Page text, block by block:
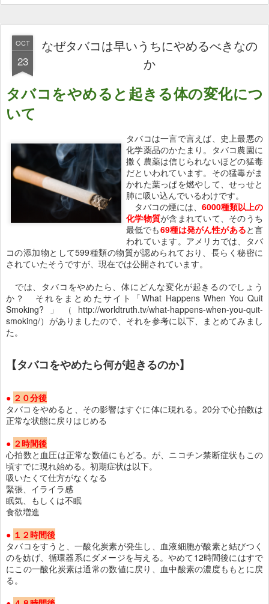
OCT
23
なぜタバコは早いうちにやめるべきなの
か
タバコをやめると 起きる体の変化につ
いて
タバコは一言で言えば、史上最悪の
化学薬品のかたまり。タバコ農園に
撒く農薬は信じられないほどの猛毒
だといわれています。その猛毒がま
かれた葉っぱを燃やして、せっせと
肺に吸い込んでいるわけです。
タバコの煙には、 6000種類以上の
化学物質が含まれていて、そのうち
最低でも69種は発がん性があると言
われています。アメリカでは、タバ
コの添加物として599種類の物質が認められており、長らく秘密に
されていたそうですが、現在では公開されています。
では、タバコをやめたら、体にどんな変化が起きるのでしょう
か？ それをまとめたサイト「What Happens When You Quit
Smoking?」（http://worldtruth.tv/what-happens-when-you-quit-
smoking/）がありましたので、それを参考に以下、まとめてみまし
た。
【タバコをやめたら何が起きるのか】
● ２０分後
タバコをやめると、その影響はすぐに体に現れる。20分で心拍数は
正常な状態に戻りはじめる
● ２時間後
心拍数と血圧は正常な数値にもどる。が、ニコチン禁断症状もこの
頃すでに現れ始める。初期症状は以下。
吸いたくて仕方がなくなる
緊張、イライラ感
眠気、もしくは不眠
食欲増進
● １２時間後
タバコをすうと、一酸化炭素が発生し、血液細胞が酸素と結びつく
のを妨げ、循環器系にダメージを与える。やめて12時間後にはすで
にこの一酸化炭素は通常の数値に戻り、血中酸素の濃度ももとに戻
る。